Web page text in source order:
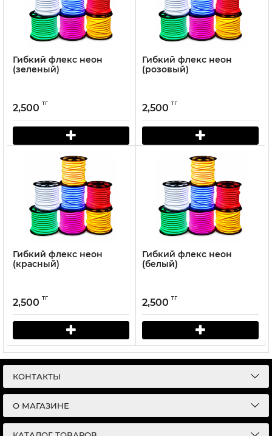
Гибкий флекс неон
(зеленый)
2,500 тг
Гибкий флекс неон
(розовый)
2,500 тг
Гибкий флекс неон
(красный)
2,500 тг
Гибкий флекс неон
(белый)
2,500 тг
КОНТАКТЫ
О МАГАЗИНЕ